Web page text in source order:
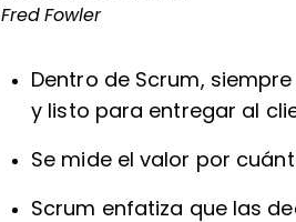
Fred Fowler
Dentro de Scrum,
y listo para entregar al
Se mide el valor por
Scrum enfatiza que las